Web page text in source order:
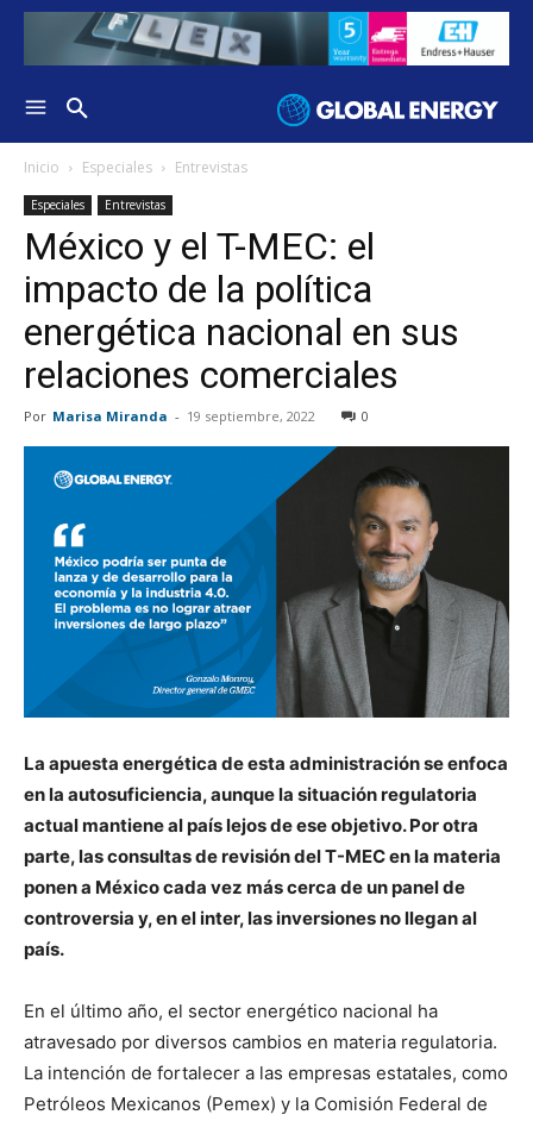
Inicio Especiales Entrevistas
Especiales Entrevistas
México y el T-MEC: el
impacto de la política
energética nacional en sus
relaciones comerciales
Por Marisa Miranda - 19 septiembre, 2022 0
La apuesta energética de esta administración se enfoca
en la autosuficiencia, aunque la situación regulatoria
actual mantiene al país lejos de ese objetivo. Por otra
parte, las consultas de revisión del T-MEC en la materia
ponen a México cada vez más cerca de un panel de
controversia y, en el inter, las inversiones no llegan al
país.
En el último año, el sector energético nacional ha
atravesado por diversos cambios en materia regulatoria.
La intención de fortalecer a las empresas estatales, como
Petróleos Mexicanos (Pemex) y la Comisión Federal de